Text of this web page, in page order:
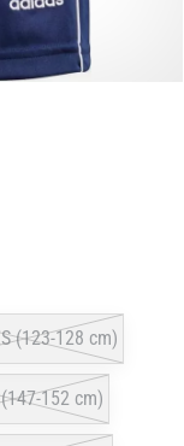
(123-128 cm)
152 cm)